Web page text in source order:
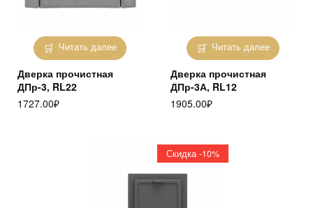
Читать далее
Дверка прочистная
ДПр-3, RL22
1727.00₽
Читать далее
Дверка прочистная
ДПр-3А, RL12
1905.00₽
Скидка -10%